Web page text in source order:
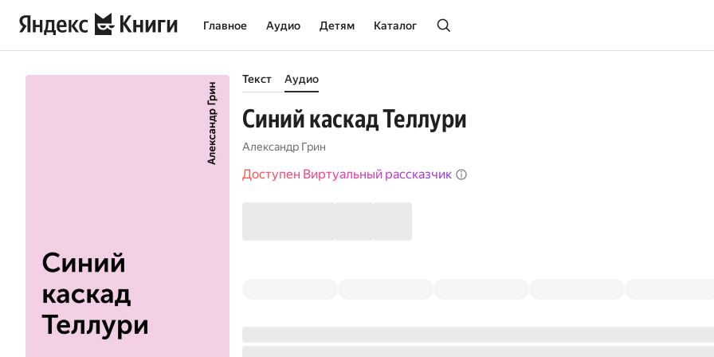
Главное Аудио Детям Каталог
Текст Аудио
Синий каскад Теллури
Александр Грин
Доступен Виртуальный рассказчик